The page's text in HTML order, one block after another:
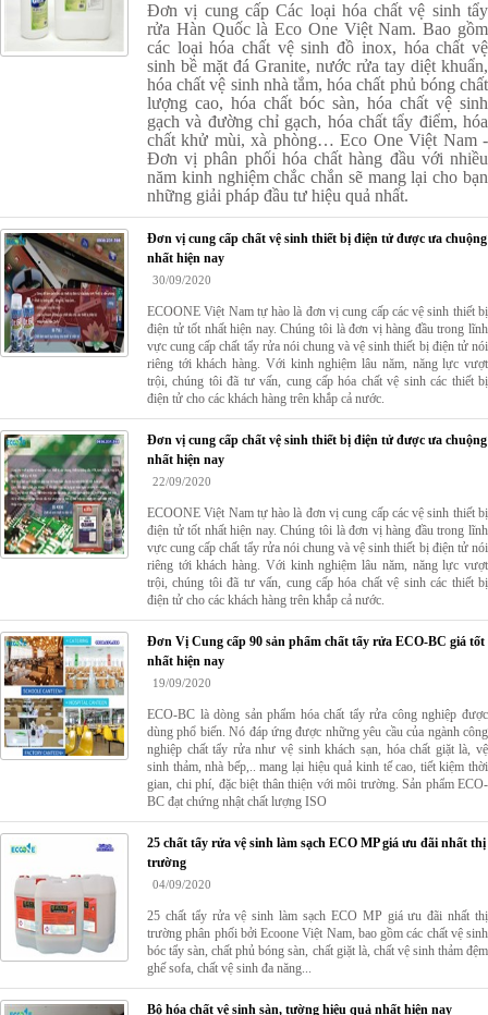
Đơn vị cung cấp Các loại hóa chất vệ sinh tẩy
rửa Hàn Quốc là Eco One Việt Nam. Bao gồm
các loại hóa chất vệ sinh đồ inox, hóa chất vệ
sinh bề mặt đá Granite, nước rửa tay diệt khuẩn,
hóa chất vệ sinh nhà tắm, hóa chất phủ bóng chất
lượng cao, hóa chất bóc sàn, hóa chất vệ sinh
gạch và đường chỉ gạch, hóa chất tẩy điểm, hóa
chất khử mùi, xà phòng… Eco One Việt Nam -
Đơn vị phân phối hóa chất hàng đầu với nhiều
năm kinh nghiệm chắc chắn sẽ mang lại cho bạn
những giải pháp đầu tư hiệu quả nhất.
Đơn vị cung cấp chất vệ sinh thiết bị điện tử được ưa chuộng
nhất hiện nay
30/09/2020
ECOONE Việt Nam tự hào là đơn vị cung cấp các vệ sinh thiết bị
điện tử tốt nhất hiện nay. Chúng tôi là đơn vị hàng đầu trong lĩnh
vực cung cấp chất tẩy rửa nói chung và vệ sinh thiết bị điện tử nói
riêng tới khách hàng. Với kinh nghiệm lâu năm, năng lực vượt
trội, chúng tôi đã tư vấn, cung cấp hóa chất vệ sinh các thiết bị
điện tử cho các khách hàng trên khắp cả nước.
Đơn vị cung cấp chất vệ sinh thiết bị điện tử được ưa chuộng
nhất hiện nay
22/09/2020
ECOONE Việt Nam tự hào là đơn vị cung cấp các vệ sinh thiết bị
điện tử tốt nhất hiện nay. Chúng tôi là đơn vị hàng đầu trong lĩnh
vực cung cấp chất tẩy rửa nói chung và vệ sinh thiết bị điện tử nói
riêng tới khách hàng. Với kinh nghiệm lâu năm, năng lực vượt
trội, chúng tôi đã tư vấn, cung cấp hóa chất vệ sinh các thiết bị
điện tử cho các khách hàng trên khắp cả nước.
Đơn Vị Cung cấp 90 sản phẩm chất tẩy rửa ECO-BC giá tốt
nhất hiện nay
19/09/2020
ECO-BC là dòng sản phẩm hóa chất tẩy rửa công nghiệp được
dùng phổ biến. Nó đáp ứng được những yêu cầu của ngành công
nghiệp chất tẩy rửa như vệ sinh khách sạn, hóa chất giặt là, vệ
sinh thảm, nhà bếp,.. mang lại hiệu quả kinh tế cao, tiết kiệm thời
gian, chi phí, đặc biệt thân thiện với môi trường. Sản phẩm ECO-
BC đạt chứng nhật chất lượng ISO
25 chất tẩy rửa vệ sinh làm sạch ECO MP giá ưu đãi nhất thị
trường
04/09/2020
25 chất tẩy rửa vệ sinh làm sạch ECO MP giá ưu đãi nhất thị
trường phân phối bởi Ecoone Việt Nam, bao gồm các chất vệ sinh
bóc tẩy sàn, chất phủ bóng sàn, chất giặt là, chất vệ sinh thảm đệm
ghế sofa, chất vệ sinh đa năng...
Bộ hóa chất vệ sinh sàn, tường hiệu quả nhất hiện nay